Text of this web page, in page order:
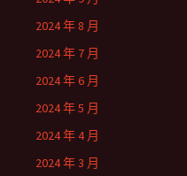
2024 年 8 月
2024 年 7 月
2024 年 6 月
2024 年 5 月
2024 年 4 月
2024 年 3 月